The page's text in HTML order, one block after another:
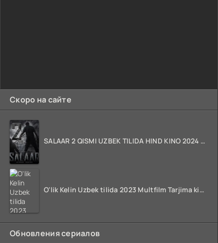
Скоро на сайте
SALAAR 2 QISMI UZBEK TILIDA HIND KINO 2024 TARJIMA 720p HD Skachat
O'lik Kelin Uzbek tilida 2023 Multfilm Tarjima kino skachat
Обновления сериалов